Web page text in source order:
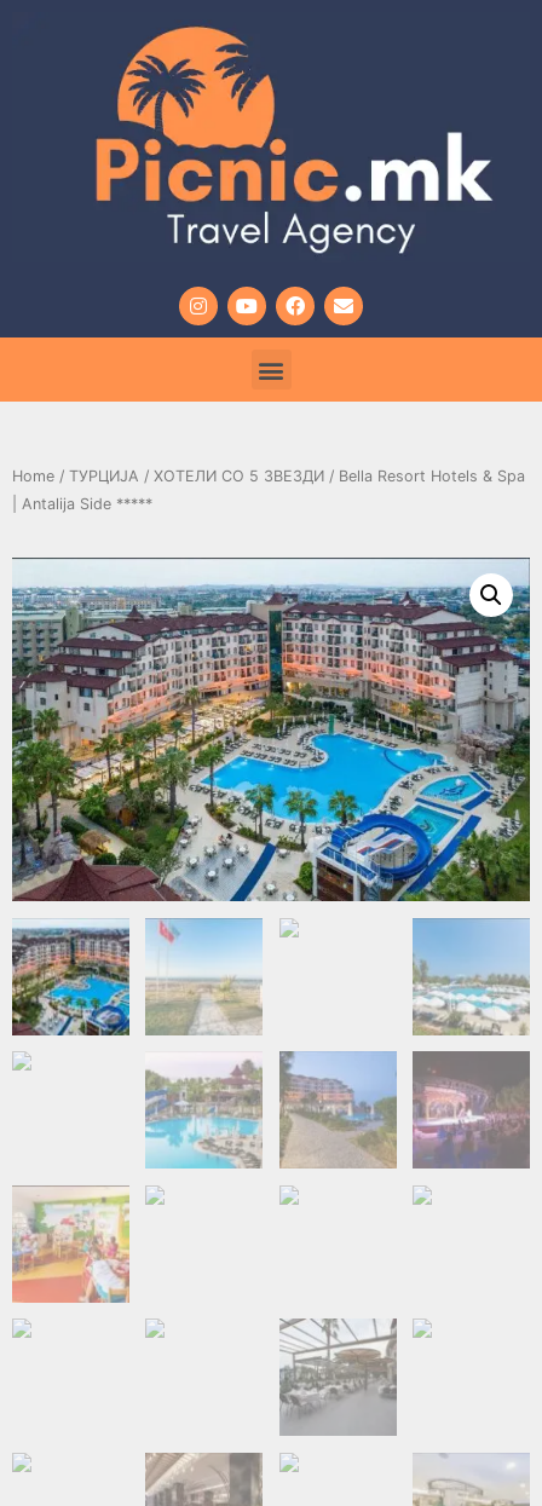
Home / ТУРЦИЈА / ХОТЕЛИ СО 5 ЗВЕЗДИ / Bella Resort Hotels & Spa
| Antalija Side *****